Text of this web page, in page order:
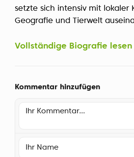
setzte sich intensiv mit lokaler
Geografie und Tierwelt
Vollständige Biografie lesen
Kommentar hinzufügen